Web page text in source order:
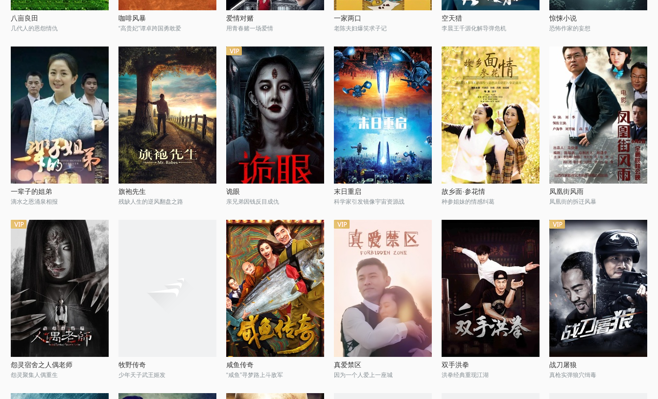
八亩良田
几代人的恩怨情仇
咖啡风暴
“高贵妃”谭卓跨国勇敢爱
爱情对赌
用青春赌一场爱情
一家两口
老陈夫妇爆笑求子记
空天猎
李晨王千源化解导弹危机
惊悚小说
恐怖作家的妄想
一辈子的姐弟
滴水之恩涌泉相报
旗袍先生
残缺人生的逆风翻盘之路
诡眼
亲兄弟因钱反目成仇
末日重启
科学家引发镜像宇宙资源战
故乡面·参花情
种参姐妹的情感纠葛
凤凰街风雨
凤凰街的拆迁风暴
怨灵宿舍之人偶老师
怨灵聚集人偶重生
牧野传奇
少年天子武王姬发
咸鱼传奇
“咸鱼”寻梦路上斗敌军
真爱禁区
因为一个人爱上一座城
双手洪拳
洪拳经典重现江湖
战刀屠狼
真枪实弹狼穴缉毒